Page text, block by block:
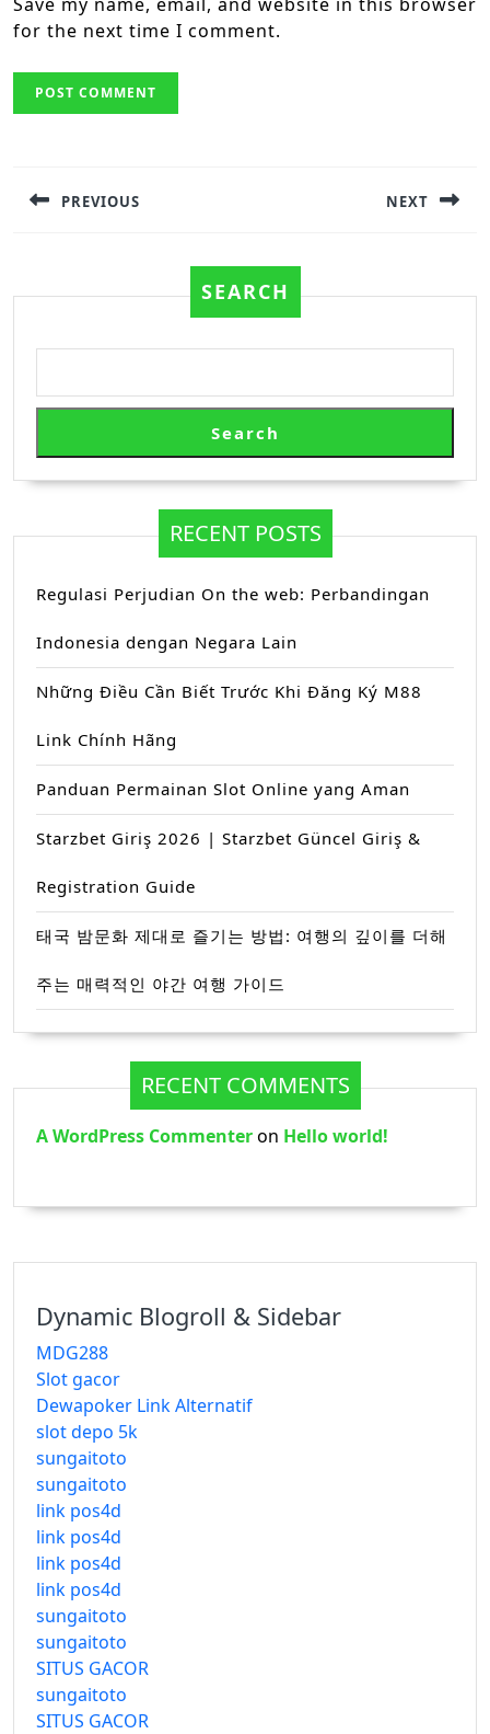
Save my name, email, and website in this browser
for the next time I comment.
PREVIOUS NEXT
SEARCH
Search
RECENT POSTS
Regulasi Perjudian On the web: Perbandingan
Indonesia dengan Negara Lain
Những Điều Cần Biết Trước Khi Đăng Ký M88
Link Chính Hãng
Panduan Permainan Slot Online yang Aman
Starzbet Giriş 2026 | Starzbet Güncel Giriş &
Registration Guide
태국 밤문화 제대로 즐기는 방법: 여행의 깊이를 더해
주는 매력적인 야간 여행 가이드
RECENT COMMENTS
A WordPress Commenteron Hello world!
Dynamic Blogroll & Sidebar
MDG288
Slot gacor
Dewapoker Link Alternatif
slot depo 5k
sungaitoto
sungaitoto
link pos4d
link pos4d
link pos4d
link pos4d
sungaitoto
sungaitoto
SITUS GACOR
sungaitoto
SITUS GACOR